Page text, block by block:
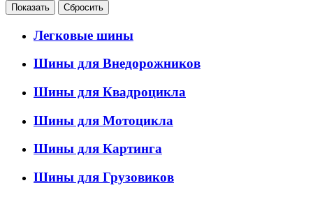
Легковые шины
Шины для Внедорожников
Шины для Квадроцикла
Шины для Мотоцикла
Шины для Картинга
Шины для Грузовиков